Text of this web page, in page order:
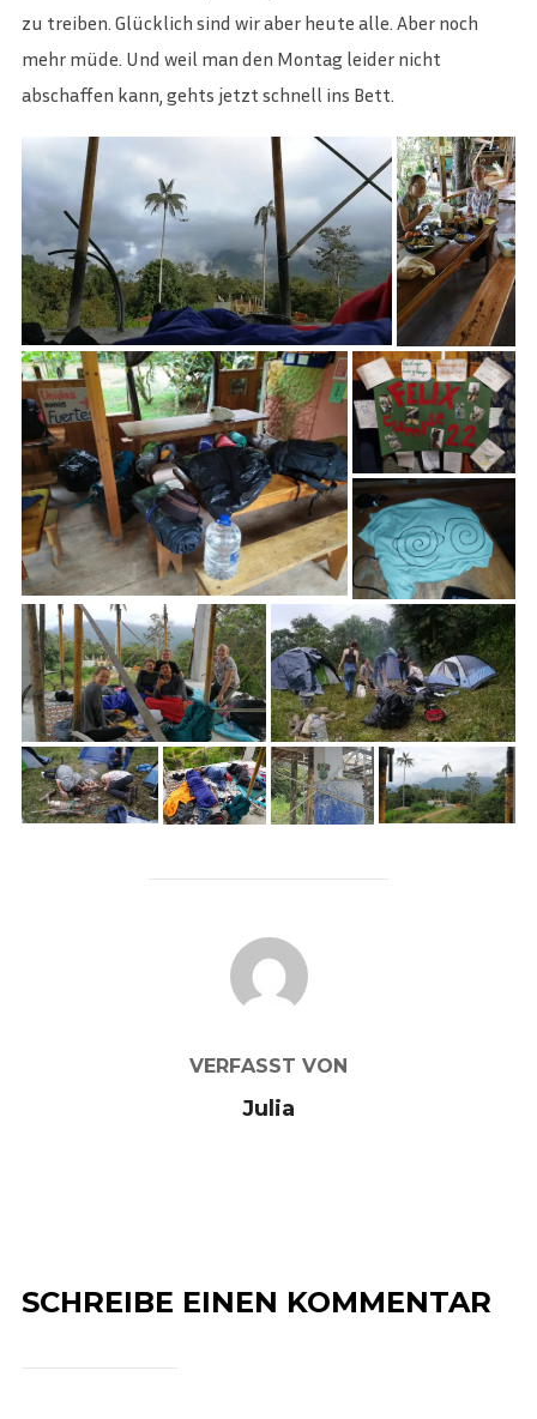
zu treiben. Glücklich sind wir aber heute alle. Aber noch
mehr müde. Und weil man den Montag leider nicht
abschaffen kann, gehts jetzt schnell ins Bett.
BEITRAGSAUTOR
VERFASST VON
Julia
SCHREIBE EINEN KOMMENTAR